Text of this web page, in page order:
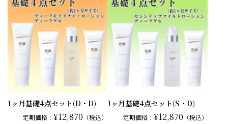
1ヶ月基礎4点セット(D・D)
定期価格： ¥12,870 （税込）
1ヶ月基礎4点セット(S・D)
定期価格： ¥12,870 （税込）